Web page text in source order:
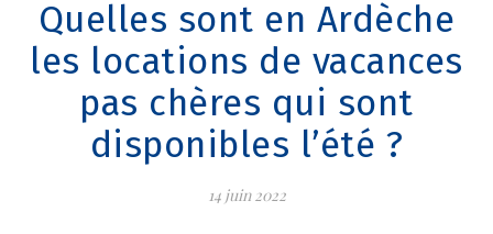
Quelles sont en Ardèche
les locations de vacances
pas chères qui sont
disponibles l’été ?
14 juin 2022